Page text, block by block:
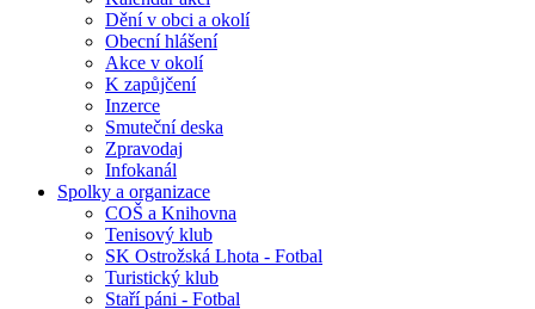
Dění v obci a okolí
Obecní hlášení
Akce v okolí
K zapůjčení
Inzerce
Smuteční deska
Zpravodaj
Infokanál
Spolky a organizace
COŠ a Knihovna
Tenisový klub
SK Ostrožská Lhota - Fotbal
Turistický klub
Staří páni - Fotbal